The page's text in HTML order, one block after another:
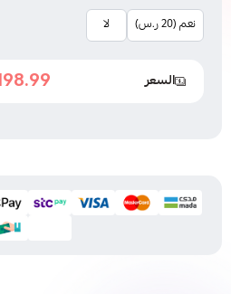
نعم (20 ر.س) لا
السعر SAR